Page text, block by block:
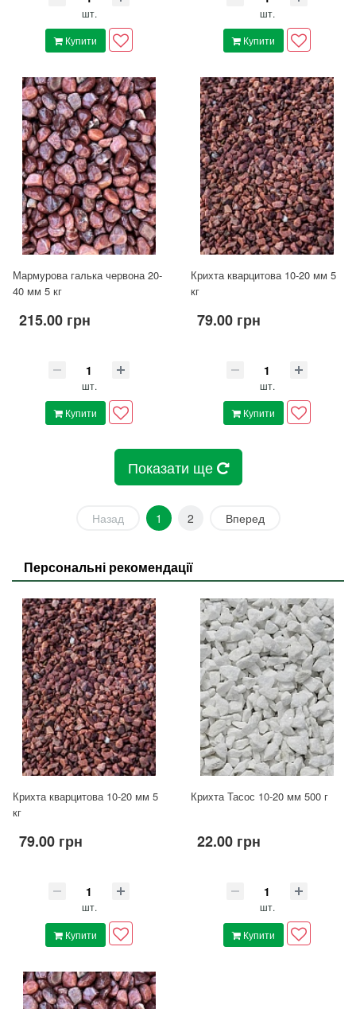
шт.
Купити
шт.
Купити
Мармурова галька червона 20-
40 мм 5 кг
215.00 грн
шт.
Купити
Крихта кварцитова 10-20 мм 5
кг
79.00 грн
шт.
Купити
Показати ще
Назад 1 2 Вперед
Персональні рекомендації
Крихта кварцитова 10-20 мм 5
кг
79.00 грн
шт.
Купити
Крихта Тасос 10-20 мм 500 г
22.00 грн
шт.
Купити